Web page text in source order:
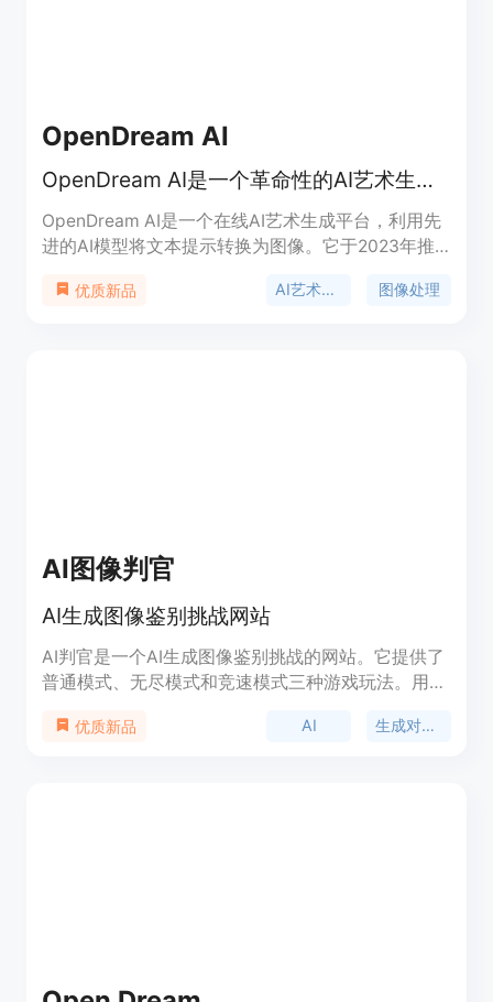
OpenDream AI
OpenDream AI是一个革命性的AI艺术生成平台，将文本提示转换为令人惊叹的艺术品。
OpenDream AI是一个在线AI艺术生成平台，利用先
进的AI模型将文本提示转换为图像。它于2023年推
个人都更易达。无需艺术技能，只需描述想要看到的
优质新品 AI艺术生成 图像处理
AI图像判官
AI生成图像鉴别挑战网站
AI判官是一个AI生成图像鉴别挑战的网站。它提供了
普通模式、无尽模式和竞速模式三种游戏玩法。用户
AI生成图片的能力。该网站提供大量高质量的真实图
优质新品 AI 生成对抗网络